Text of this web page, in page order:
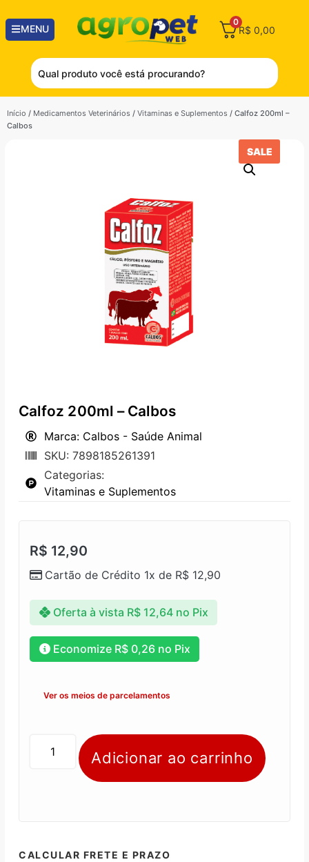
MENU
0
R$ 0,00
Início / Medicamentos Veterinários / Vitaminas e Suplementos / Calfoz 200ml –
Calbos
SALE
Calfoz 200ml – Calbos
Marca: Calbos - Saúde Animal
SKU: 7898185261391
Categorias:
Vitaminas e Suplementos
R$ 12,90
Cartão de Crédito 1x de R$ 12,90
Oferta à vista R$12,64 no Pix
Economize R$0,26no Pix
Ver os meios de parcelamentos
Adicionar ao carrinho
CALCULAR FRETE E PRAZO